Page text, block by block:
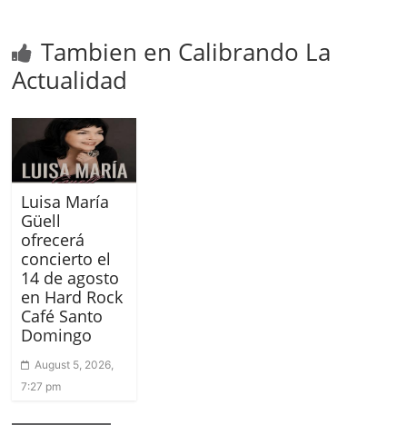
Tambien en Calibrando La
Actualidad
Luisa María
Güell
ofrecerá
concierto el
14 de agosto
en Hard Rock
Café Santo
Domingo
August 5, 2026,
7:27 pm